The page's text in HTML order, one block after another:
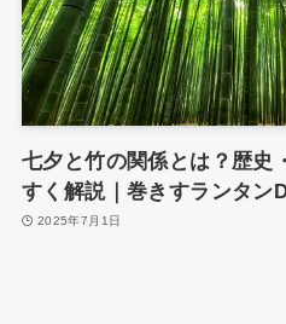
七夕と竹の関係とは？歴史
すく解説｜巻きすランタン
2025年7月1日